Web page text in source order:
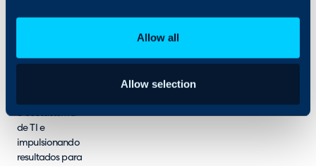
Allow all
Allow selection
parceira
o ecossistema
de TI e
impulsionando
resultados para